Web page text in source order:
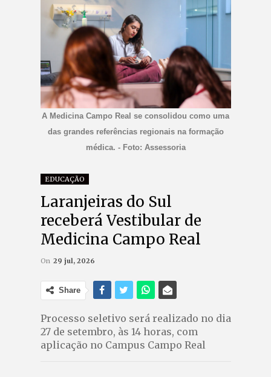
A Medicina Campo Real se consolidou como uma
das grandes referências regionais na formação
médica. - Foto: Assessoria
EDUCAÇÃO
Laranjeiras do Sul
receberá Vestibular de
Medicina Campo Real
On 29 jul, 2026
Share
Processo seletivo será realizado no dia
27 de setembro, às 14 horas, com
aplicação no Campus Campo Real